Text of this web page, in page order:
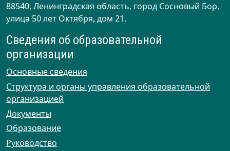
88540, Ленинградская область, город Сосновый Бор,
улица 50 лет Октября, дом 21.
Сведения об образовательной
организации
Основные сведения
Структура и органы управления образовательной
организацией
Документы
Образование
Руководство